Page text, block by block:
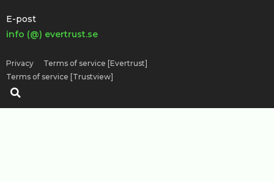
E-post
info (@) evertrust.se
Privacy
Terms of service [Evertrust]
Terms of service [Trustview]
Sök